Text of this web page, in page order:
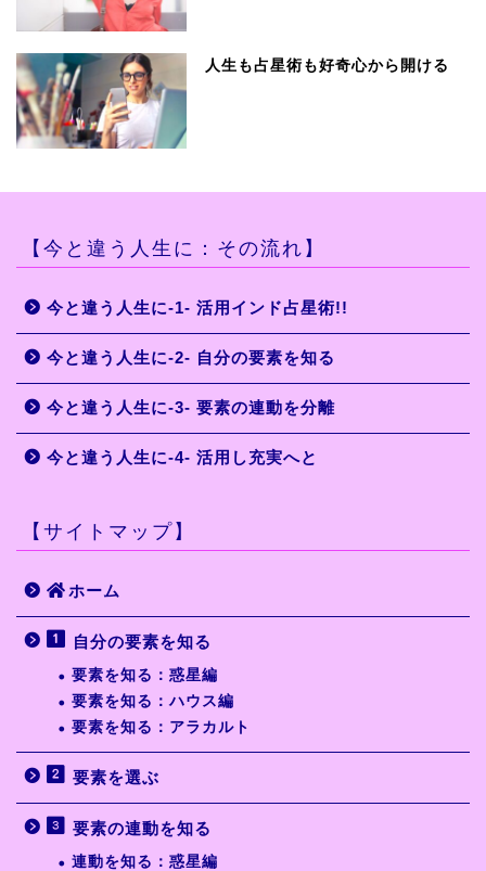
人生も占星術も好奇心から開ける
【今と違う人生に：その流れ】
今と違う人生に-1- 活用インド占星術!!
今と違う人生に-2- 自分の要素を知る
今と違う人生に-3- 要素の連動を分離
今と違う人生に-4- 活用し充実へと
【サイトマップ】
ホーム
自分の要素を知る
要素を知る：惑星編
要素を知る：ハウス編
要素を知る：アラカルト
要素を選ぶ
要素の連動を知る
連動を知る：惑星編